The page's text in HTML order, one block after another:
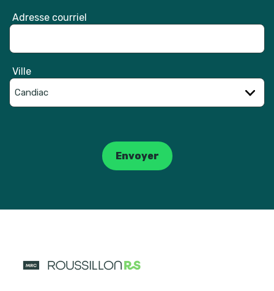
Adresse courriel
Ville
Envoyer